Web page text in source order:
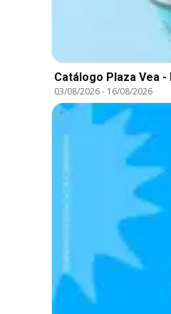
Catálogo Plaza Vea
03/08/2026- 16/08/2026